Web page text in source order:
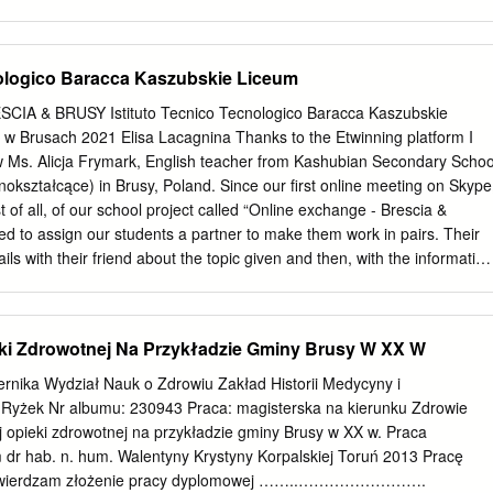
skali l : 10000 (stanowi ący uszczegółowienie zał ącznika Nr 2 w
miasta) do niniejszej uchwały. § 2. Wykonanie uchwały
Brusy § 3. Uchwała wchodzi w życie z dniem podj ęcia.
mgr in ż. Zbigniew Ł ącki 3 Studium uwarunkowa ń i kierunków
gminy Brusy ZESPÓŁ AUTORSKI Studium uwarunkowa ń i
przestrzennego gminy Brusy zostało wykonane w Wojewódzkim
w Bydgoszczy - Zespół w Chojnicach przez zespół w nast
projektant - mgr in ż. Marzena Osuch St. asystent projektanta - mgr
Baracca Kaszubskie Liceum
& BRUSY Istituto Tecnico Tecnologico Baracca Kaszubskie
w Brusach 2021 Elisa Lacagnina Thanks to the Etwinning platform I
Ms. Alicja Frymark, English teacher from Kashubian Secondary
in Brusy, Poland. Since our ﬁrst online meeting on
of all, of our school project called “Online exchange - Brescia &
to assign our students a partner to make them work in pairs. Their
with their friend about the topic given and then, with the information,
are enthusiastic about having a “virtual” foreign partner. I
because my students felt the need to improve their English
as we have only 3 hour English a week. According to me, these
to improve the language skills but also to expand your
to know about the uses and the customs of different countries.
to start a project of this kind precisely in this difﬁcult period.
Zdrowotnej Na Przykładzie Gminy Brusy W XX W
Wydział Nauk o Zdrowiu Zakład Historii Medycyny i
Nr albumu: 230943 Praca: magisterska na kierunku Zdrowie
zdrowotnej na przykładzie gminy Brusy w XX w. Praca
hab. n. hum. Walentyny Krystyny Korpalskiej Toruń 2013 Pracę
złożenie pracy dyplomowej ……..…………………….